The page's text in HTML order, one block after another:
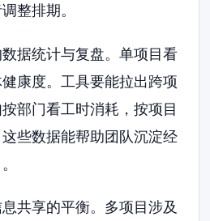
整排期。
据统计与复盘。单项目看
康度。工具要能拉出跨项
部门看工时消耗，按项目
些数据能帮助团队沉淀经
共享的平衡。多项目涉及